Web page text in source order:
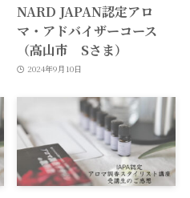
NARD JAPAN認定アロ
マ・アドバイザーコース
（高山市 Sさま）
2024年9月10日